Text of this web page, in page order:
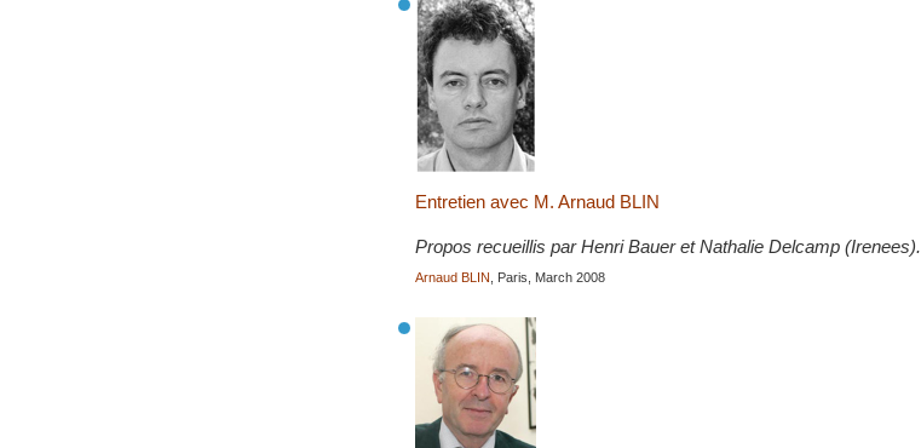
Entretien avec M. Arnaud BLIN
Propos recueillis par Henri Bauer et Nathalie Delcamp (Irenees).
Arnaud BLIN , Paris, March 2008